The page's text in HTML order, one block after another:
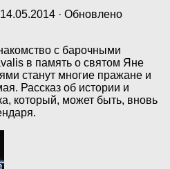
14.05.2014 · Обновлено
с барочными
в память о святом Яне
станут многие пражане и
Рассказ об истории и
который, может быть, вновь